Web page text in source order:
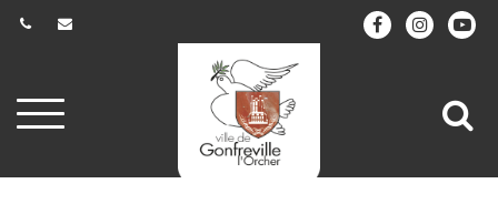
Aller
à
navigation
à